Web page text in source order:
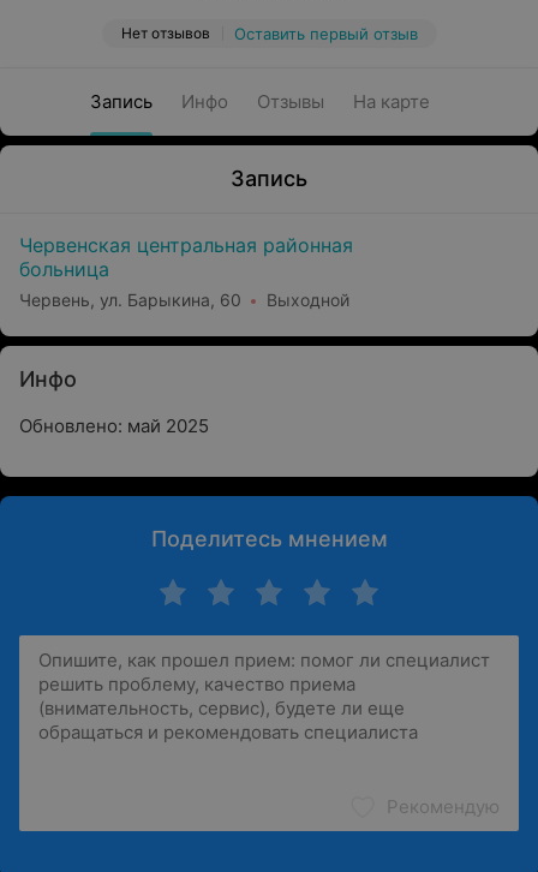
Нет отзывов Оставить первый отзыв
Запись Инфо Отзывы На карте
Запись
Червенская центральная районная
больница
Червень, ул. Барыкина, 60 Выходной
Инфо
Обновлено: май 2025
Поделитесь мнением
Рекомендую